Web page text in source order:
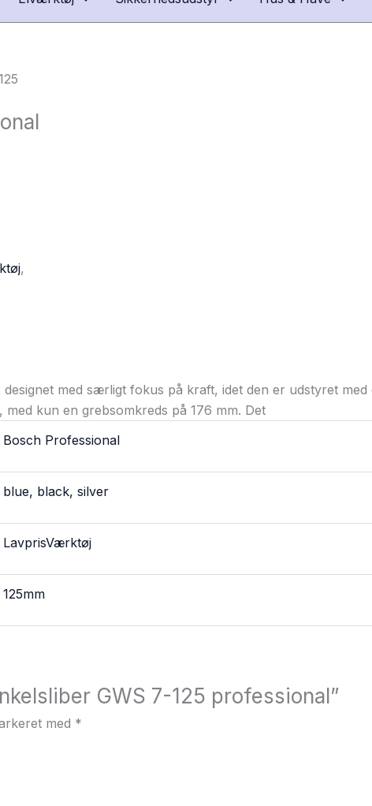
,
med særligt fokus på kraft, idet den er udstyret
kun en grebsomkreds på 176 mm. Det
Bosch Professional
blue, black, silver
LavprisVærktøj
125mm
GWS 7-125 professional”
med *